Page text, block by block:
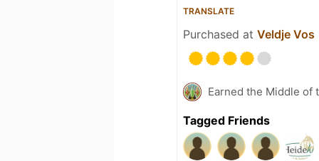
TRANSLATE
Purchased at Veldje Vos
Earned the Middle of
Tagged Friends